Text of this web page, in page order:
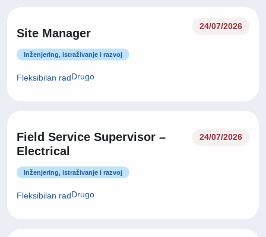
Site Manager
24/07/2026
Inženjering, istraživanje i razvoj
Fleksibilan radDrugo
Field Service Supervisor –
Electrical
24/07/2026
Inženjering, istraživanje i razvoj
Fleksibilan radDrugo